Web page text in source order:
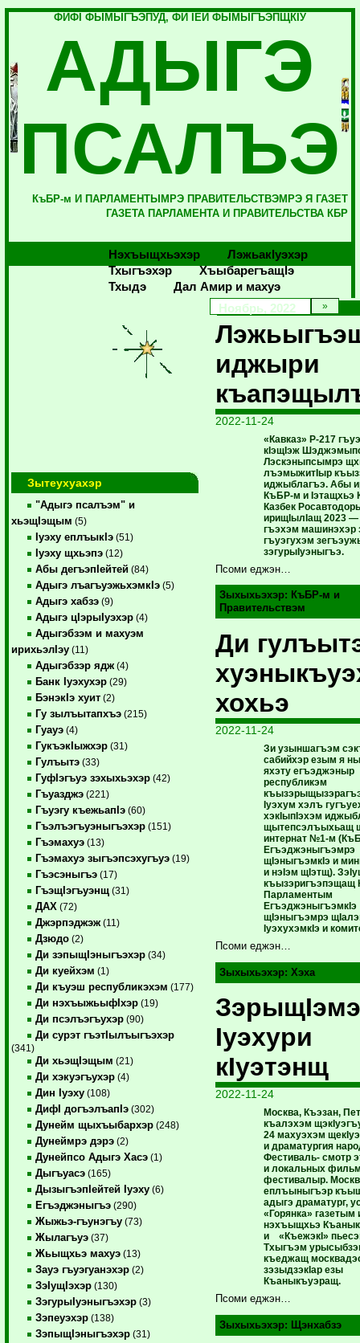
ФИФI ФЫМЫГЪЭПУД, ФИ IЕЙ ФЫМЫГЪЭПЩКIУ
АДЫГЭ
ПСАЛЪЭ
КъБР-м И ПАРЛАМЕНТЫМРЭ ПРАВИТЕЛЬСТВЭМРЭ Я ГАЗЕТ
ГАЗЕТА ПАРЛАМЕНТА И ПРАВИТЕЛЬСТВА КБР
Нэхъыщхьэхэр
Лэжьакlуэхэр
Тхыгъэхэр
Хъыбарегъащlэ
Тхыдэ
Дал Амир и махуэ
Зытеухуахэр
"Адыгэ псалъэм" и
хьэщIэщым (5)
Iуэху еплъыкIэ (51)
Iуэху щхьэпэ (12)
Абы дегъэпIейтей (84)
Адыгэ лъагъуэжьхэмкIэ (5)
Адыгэ хабзэ (9)
Адыгэ цIэрыIуэхэр (4)
Адыгэбзэм и махуэм
ирихьэлIэу (11)
Адыгэбзэр ядж (4)
Банк Iуэхухэр (29)
БэнэкIэ хуит (2)
Гу зылъытапхъэ (215)
Гуауэ (4)
ГукъэкIыжхэр (31)
Гулъытэ (33)
ГуфIэгъуэ зэхыхьэхэр (42)
Гъуазджэ (221)
Гъуэгу къежьапIэ (60)
Гъэлъэгъуэныгъэхэр (151)
Гъэмахуэ (13)
Гъэмахуэ зыгъэпсэхугъуэ (19)
Гъэсэныгъэ (17)
ГъэщIэгъуэнщ (31)
ДАХ (72)
Джэрпэджэж (11)
Дзюдо (2)
Ди зэпыщIэныгъэхэр (34)
Ди куейхэм (1)
Ди къуэш республикэхэм (177)
Ди нэхъыжьыфIхэр (19)
Ди псэлъэгъухэр (90)
Ди сурэт гъэтIылъыгъэхэр
(341)
Ди хьэщIэщым (21)
Ди хэкуэгъухэр (4)
Дин Iуэху (108)
ДифI догъэлъапIэ (302)
Дунейм щыхъыбархэр (248)
Дунеймрэ дэрэ (2)
Дунейпсо Адыгэ Хасэ (1)
Дыгъуасэ (165)
ДызыгъэпIейтей Iуэху (6)
Егъэджэныгъэ (290)
Жыжьэ-гъунэгъу (73)
Жылагъуэ (37)
Жьыщхьэ махуэ (13)
Зауэ гъуэгуанэхэр (2)
ЗэIущIэхэр (130)
ЗэгурыIуэныгъэхэр (3)
Зэпеуэхэр (138)
ЗэпыщIэныгъэхэр (31)
Ноябрь, 2022
иджыри
2022-11-24
«Кавказ» Р-217
кIэщIэж
Лэскэныпсымрэ
лъэмыжитIыр
иджыблагъэ. Абы
КъБР-м и Iэтащхьэ
Казбек
ирищIылIащ 2023 —
гъэхэм машинэхэр
гъуэгухэм
зэгурыIуэныгъэ.
Псоми еджэн…
Зыхыхьэхэр: КъБР-м и
Правительствэм
Ди
хохьэ
2022-11-24
Зи узыншагъэм
сабийхэр езым я
яхэту егъэджэныр
республикэм
Iуэхум хэлъ
хэкIыпIэхэм
щытепсэлъыхьащ
интернат №1-м
Егъэджэныгъэмрэ
щIэныгъэмкIэ и
и нэIэм щIэтщ).
къызэригъэпэщащ
Парламентым
ЕгъэджэныгъэмкIэ
щIэныгъэмрэ
IуэхухэмкIэ и
Псоми еджэн…
Зыхыхьэхэр: Хэха
Iуэхури
кIуэтэнщ
2022-11-24
Москва, Къэзан,
къалэхэм
24 махуэхэм
и драматургия
Фестиваль- смотр
и локальных
фестивалыр.
еплъыныгъэр
адыгэ драматург,
«Горянка» газетым
нэхъыщхьэ
и «КъежэкI»
Тхыгъэм
къеджащ
зэзыдзэкIар езы
Къаныкъуэращ.
Псоми еджэн…
Зыхыхьэхэр: Щэнхабзэ